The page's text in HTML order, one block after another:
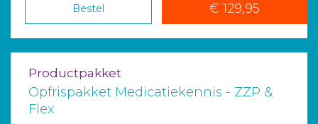
Bestel € 129,95
Productpakket
Opfrispakket Medicatiekennis - ZZP &
Flex